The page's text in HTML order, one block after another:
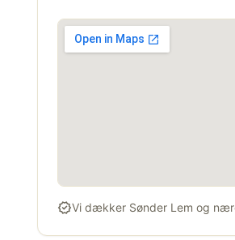
verifiedVi dækker Sønder Lem og